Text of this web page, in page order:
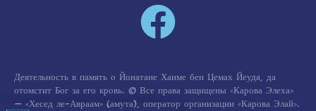
Деятельность в память о Йонатане Хаиме бен Цемах Йеуда, да
отомстит Бог за его кровь. © Все права защищены «Карова Элеха»
— «Хесед ле-Авраам» (амута), оператор организации «Карова Элай».